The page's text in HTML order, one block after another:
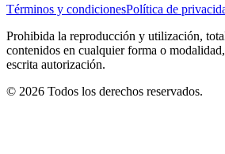
Términos y condicionesPolítica de
Prohibida la reproducción y utilización,
contenidos en cualquier forma o
escrita autorización.
© 2026 Todos los derechos reservados.